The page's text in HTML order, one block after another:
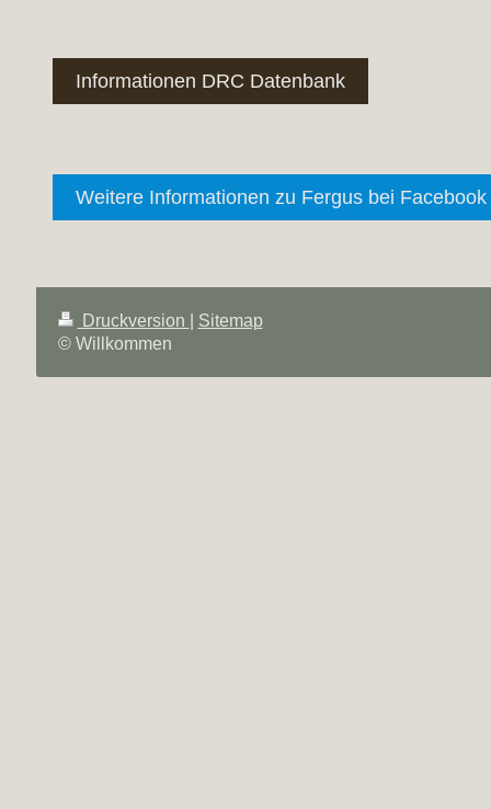
Informationen DRC Datenbank
Weitere Informationen zu Fergus bei Facebook
Druckversion
Sitemap
© Willkommen